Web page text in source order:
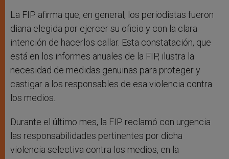
La FIP afirma que, en general, los periodistas fueron
diana elegida por ejercer su oficio y con la clara
intención de hacerlos callar. Esta constatación, que
está en los informes anuales de la FIP, ilustra la
necesidad de medidas genuinas para proteger y
castigar a los responsables de esa violencia contra
los medios.
Durante el último mes, la FIP reclamó con urgencia
las responsabilidades pertinentes por dicha
violencia selectiva contra los medios, en la